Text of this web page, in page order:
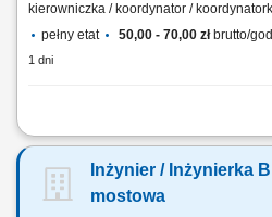
kierowniczka / koordynator /
pełny etat
50,00 - 70,00 złbrutto/
1 dni
Budowa i montaż zewnętrznych sieci
Realizacja robót na podstawie
niwelatora tradycyjnego oraz
Inżynier / Inżynierka
mostowa